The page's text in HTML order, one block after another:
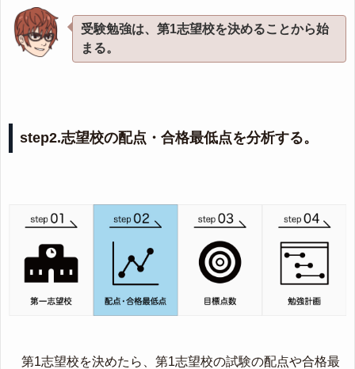
受験勉強は、第1志望校を決めることから始
まる。
step2.志望校の配点・合格最低点を分析する。
第1志望校を決めたら、第1志望校の試験の配点や合格最